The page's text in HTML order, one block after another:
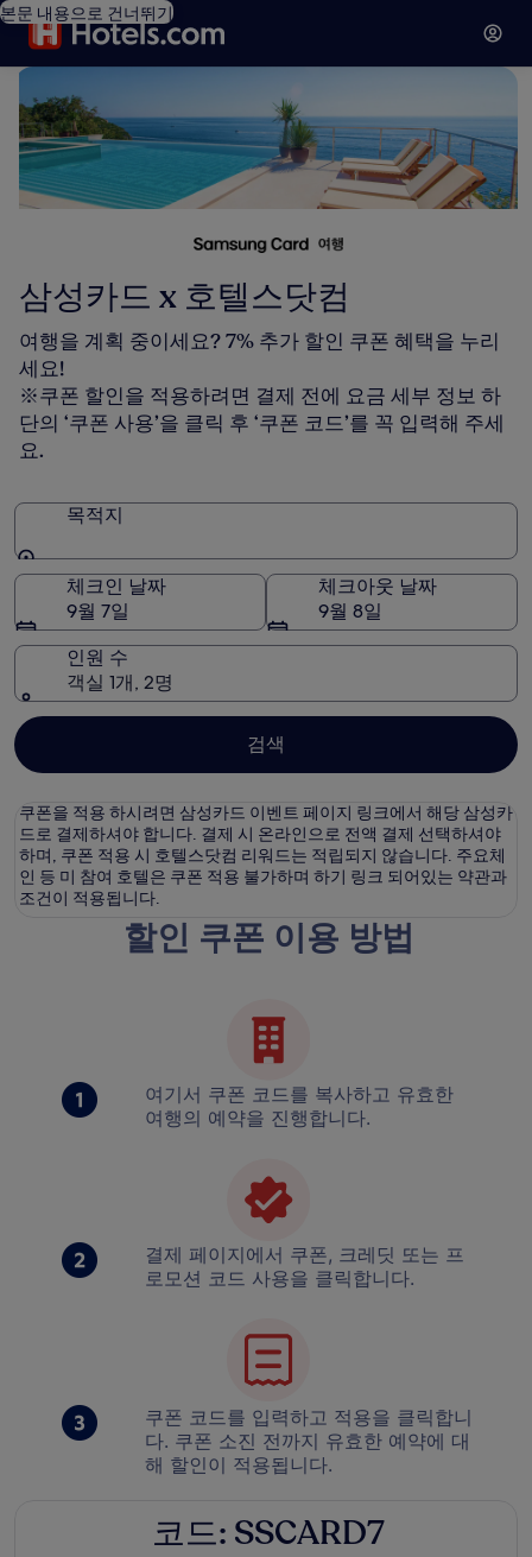
본문 내용으로 건너뛰기
삼성카드 x 호텔스닷컴
여행을 계획 중이세요? 7% 추가 할인 쿠폰 혜택을 누리
세요!
※쿠폰 할인을 적용하려면 결제 전에 요금 세부 정보 하
단의 ‘쿠폰 사용’을 클릭 후 ‘쿠폰 코드’를 꼭 입력해 주세
요.
목적지
목적지
체크인 날짜
9월 7일
체크아웃 날짜
9월 8일
인원 수
객실 1개, 2명
검색
쿠폰을 적용 하시려면 삼성카드 이벤트 페이지 링크에서 해당 삼성카
드로 결제하셔야 합니다. 결제 시 온라인으로 전액 결제 선택하셔야
하며, 쿠폰 적용 시 호텔스닷컴 리워드는 적립되지 않습니다. 주요체
인 등 미 참여 호텔은 쿠폰 적용 불가하며 하기 링크 되어있는 약관과
조건이 적용됩니다.
할인 쿠폰 이용 방법
여기서 쿠폰 코드를 복사하고 유효한
여행의 예약을 진행합니다.
결제 페이지에서 쿠폰, 크레딧 또는 프
로모션 코드 사용을 클릭합니다.
쿠폰 코드를 입력하고 적용을 클릭합니
다. 쿠폰 소진 전까지 유효한 예약에 대
해 할인이 적용됩니다.
코드: SSCARD7